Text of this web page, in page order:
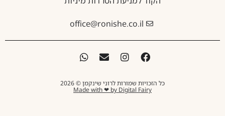
office@ronishe.co.il
כל הזכויות שמורות לרוני שינקמן © 2026
Made with ❤ by Digital Fairy